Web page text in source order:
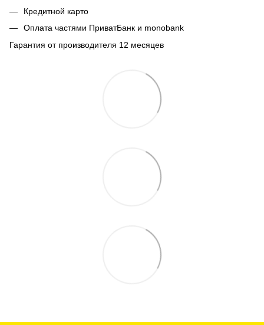
Кредитной карто
Оплата частями ПриватБанк и monobank
Гарантия от производителя 12 месяцев